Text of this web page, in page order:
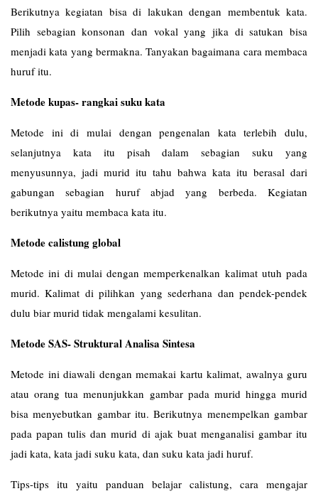
Berikutnya kegiatan bisa di lakukan dengan membentuk kata.
Pilih sebagian konsonan dan vokal yang jika di satukan bisa
menjadi kata yang bermakna. Tanyakan bagaimana cara membaca
huruf itu.
Metode kupas- rangkai suku kata
Metode ini di mulai dengan pengenalan kata terlebih dulu,
selanjutnya kata itu pisah dalam sebagian suku yang
menyusunnya, jadi murid itu tahu bahwa kata itu berasal dari
gabungan sebagian huruf abjad yang berbeda. Kegiatan
berikutnya yaitu membaca kata itu.
Metode calistung global
Metode ini di mulai dengan memperkenalkan kalimat utuh pada
murid. Kalimat di pilihkan yang sederhana dan pendek-pendek
dulu biar murid tidak mengalami kesulitan.
Metode SAS- Struktural Analisa Sintesa
Metode ini diawali dengan memakai kartu kalimat, awalnya guru
atau orang tua menunjukkan gambar pada murid hingga murid
bisa menyebutkan gambar itu. Berikutnya menempelkan gambar
pada papan tulis dan murid di ajak buat menganalisi gambar itu
jadi kata, kata jadi suku kata, dan suku kata jadi huruf.
Tips-tips itu yaitu panduan belajar calistung, cara mengajar